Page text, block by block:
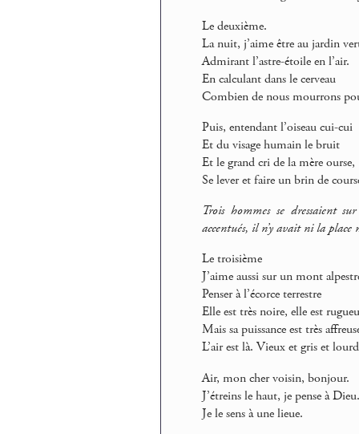
Le deuxième.
La nuit, j’aime être au jardin
Admirant l’astre-étoile en l’air.
En calculant dans le cerveau
Combien de nous mourrons
Puis, entendant l’oiseau cui-cui
Et du visage humain le bruit
Et le grand cri de la mère ourse,
Se lever et faire un brin de
Trois hommes se dressaient
accentués, il n’y avait ni la place
Le troisième
J’aime aussi sur un mont
Penser à l’écorce terrestre
Elle est très noire, elle est
Mais sa puissance est très
L’air est là. Vieux et gris et
Air, mon cher voisin, bonjour.
J’étreins le haut, je pense à Dieu.
Je le sens à une lieue.